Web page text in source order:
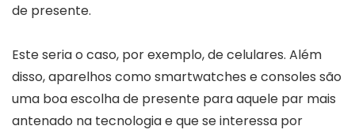
de presente.
Este seria o caso, por exemplo, de celulares. Além
disso, aparelhos como smartwatches e consoles são
uma boa escolha de presente para aquele par mais
antenado na tecnologia e que se interessa por